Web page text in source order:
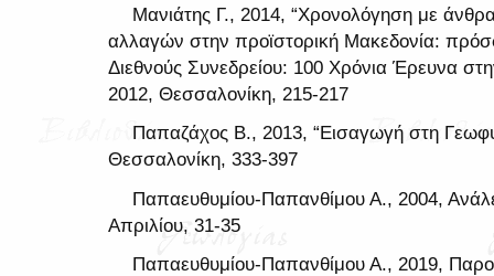
Μανιάτης Γ., 2014, “Χρονολόγηση με
αλλαγών στην προϊστορική Μακεδονία:
Διεθνούς Συνεδρείου: 100 Χρόνια Έρευνα
2012, Θεσσαλονίκη, 215-217
Παπαζάχος Β., 2013, “Εισαγωγή στη
Θεσσαλονίκη, 333-397
Παπαευθυμίου-Παπανθίμου Α., 2004,
Απριλίου, 31-35
Παπαευθυμίου-Παπανθίμου Α., 2019,